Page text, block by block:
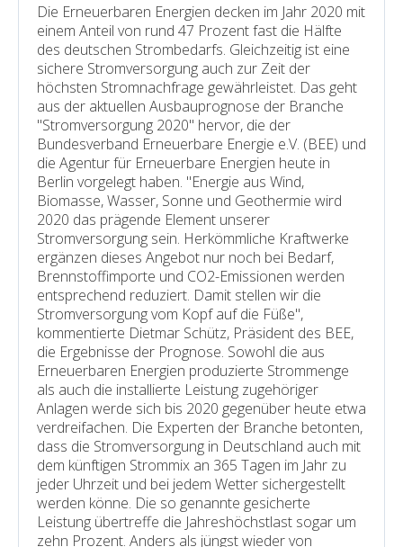
Die Erneuerbaren Energien decken im Jahr 2020 mit
einem Anteil von rund 47 Prozent fast die Hälfte
des deutschen Strombedarfs. Gleichzeitig ist eine
sichere Stromversorgung auch zur Zeit der
höchsten Stromnachfrage gewährleistet. Das geht
aus der aktuellen Ausbauprognose der Branche
"Stromversorgung 2020" hervor, die der
Bundesverband Erneuerbare Energie e.V. (BEE) und
die Agentur für Erneuerbare Energien heute in
Berlin vorgelegt haben. "Energie aus Wind,
Biomasse, Wasser, Sonne und Geothermie wird
2020 das prägende Element unserer
Stromversorgung sein. Herkömmliche Kraftwerke
ergänzen dieses Angebot nur noch bei Bedarf,
Brennstoffimporte und CO2-Emissionen werden
entsprechend reduziert. Damit stellen wir die
Stromversorgung vom Kopf auf die Füße",
kommentierte Dietmar Schütz, Präsident des BEE,
die Ergebnisse der Prognose. Sowohl die aus
Erneuerbaren Energien produzierte Strommenge
als auch die installierte Leistung zugehöriger
Anlagen werde sich bis 2020 gegenüber heute etwa
verdreifachen. Die Experten der Branche betonten,
dass die Stromversorgung in Deutschland auch mit
dem künftigen Strommix an 365 Tagen im Jahr zu
jeder Uhrzeit und bei jedem Wetter sicher­gestellt
werden könne. Die so genannte gesicherte
Leistung übertreffe die Jahreshöchstlast sogar um
zehn Prozent. Anders als jüngst wieder von